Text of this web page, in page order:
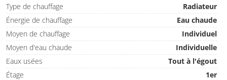
Type de chauffage
Radiateur
Énergie de chauffage
Eau chaude
Moyen de chauffage
Individuel
Moyen d'eau chaude
Individuelle
Eaux usées
Tout à l'égout
Étage
1er